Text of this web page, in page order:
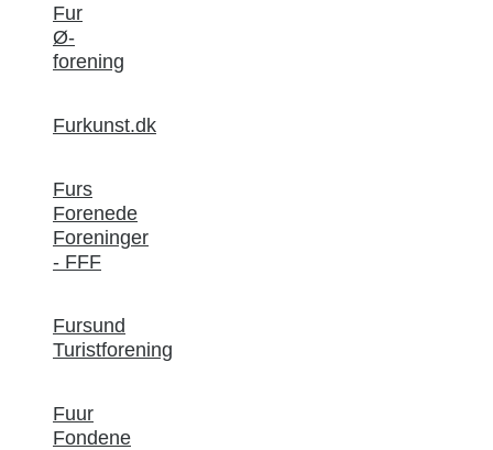
Fur
Ø-
forening
Furkunst.dk
Furs
Forenede
Foreninger
- FFF
Fursund
Turistforening
Fuur
Fondene